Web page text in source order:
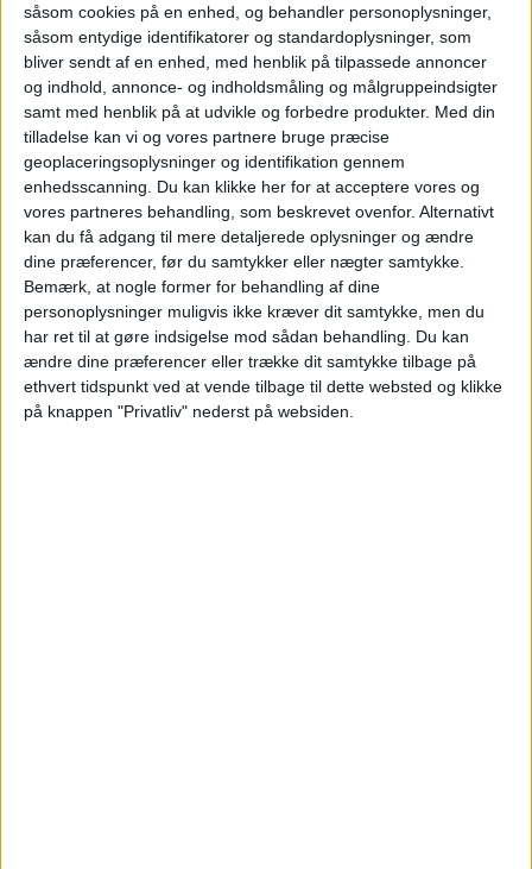
såsom cookies på en enhed, og behandler personoplysninger,
såsom entydige identifikatorer og standardoplysninger, som
bliver sendt af en enhed, med henblik på tilpassede annoncer
og indhold, annonce- og indholdsmåling og målgruppeindsigter
samt med henblik på at udvikle og forbedre produkter. Med din
tilladelse kan vi og vores partnere bruge præcise
geoplaceringsoplysninger og identifikation gennem
enhedsscanning. Du kan klikke her for at acceptere vores og
vores partneres behandling, som beskrevet ovenfor. Alternativt
kan du få adgang til mere detaljerede oplysninger og ændre
dine præferencer, før du samtykker eller nægter samtykke.
Bemærk, at nogle former for behandling af dine
personoplysninger muligvis ikke kræver dit samtykke, men du
har ret til at gøre indsigelse mod sådan behandling.
Du kan
ændre dine præferencer eller trække dit samtykke tilbage på
ethvert tidspunkt ved at vende tilbage til dette websted og klikke
på knappen "Privatliv" nederst på websiden.
lande sammenlignet med Singapore.
ANNONCE
Fodnote: Henley & Partners er et privat
konsulentfirma med base i London, der
specialiserer sig i rådgivning om
investeringsbaseret statsborgerskab og
opholdstilladelse – ofte omtalt som
statsborgerskab pr. investering og
opholdstilladelse pr. investering. De hjælper
velhavende individer med at erhverve et andet
pas eller opholdstilladelse i forskellige lande